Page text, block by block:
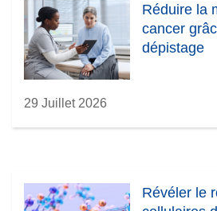
Réduire la
cancer
dépistage
29 Juillet 2026
Révéler le